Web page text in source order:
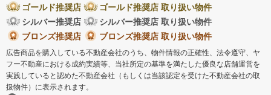
ゴールド推奨店
ゴールド推奨店 取り扱い物件
シルバー推奨店
シルバー推奨店 取り扱い物件
ブロンズ推奨店
ブロンズ推奨店 取り扱い物件
広告商品を購入している不動産会社のうち、物件情報の正確性、法令遵守、ヤ
フー不動産における成約実績等、当社所定の基準を満たした優良な店舗運営を
実践していると認めた不動産会社（もしくは当該認定を受けた不動産会社の取
扱物件）に表示されます。